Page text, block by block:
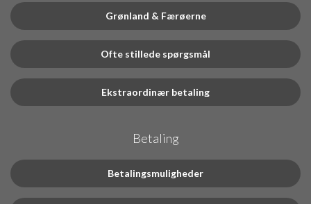
Grønland & Færøerne
Ofte stillede spørgsmål
Ekstraordinær betaling
Betaling
Betalingsmuligheder